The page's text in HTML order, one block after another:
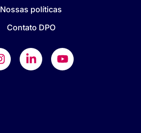
Nossas políticas
Contato DPO